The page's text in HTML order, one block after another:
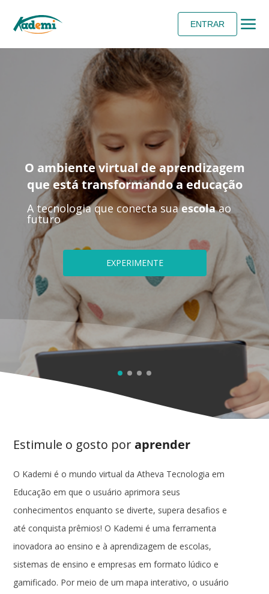
ENTRAR
Estimule o gosto poraprender
O Kademi é o mundo virtual da Atheva Tecnologia em
Educação em que o usuário aprimora seus
conhecimentos enquanto se diverte, supera desafios e
até conquista prêmios! O Kademi é uma ferramenta
inovadora ao ensino e à aprendizagem de escolas,
sistemas de ensino e empresas em formato lúdico e
gamificado. Por meio de um mapa interativo, o usuário